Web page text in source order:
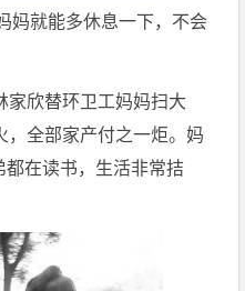
妈就能多休息一下，不会
欣替环卫工妈妈扫大
，全部家产付之一炬。妈
在读书，生活非常拮